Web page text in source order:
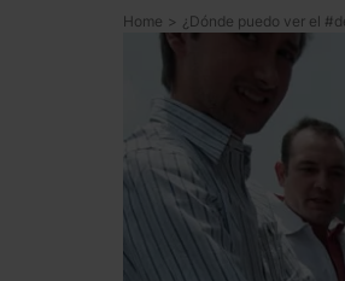
Home > ¿Dónde puedo ver el